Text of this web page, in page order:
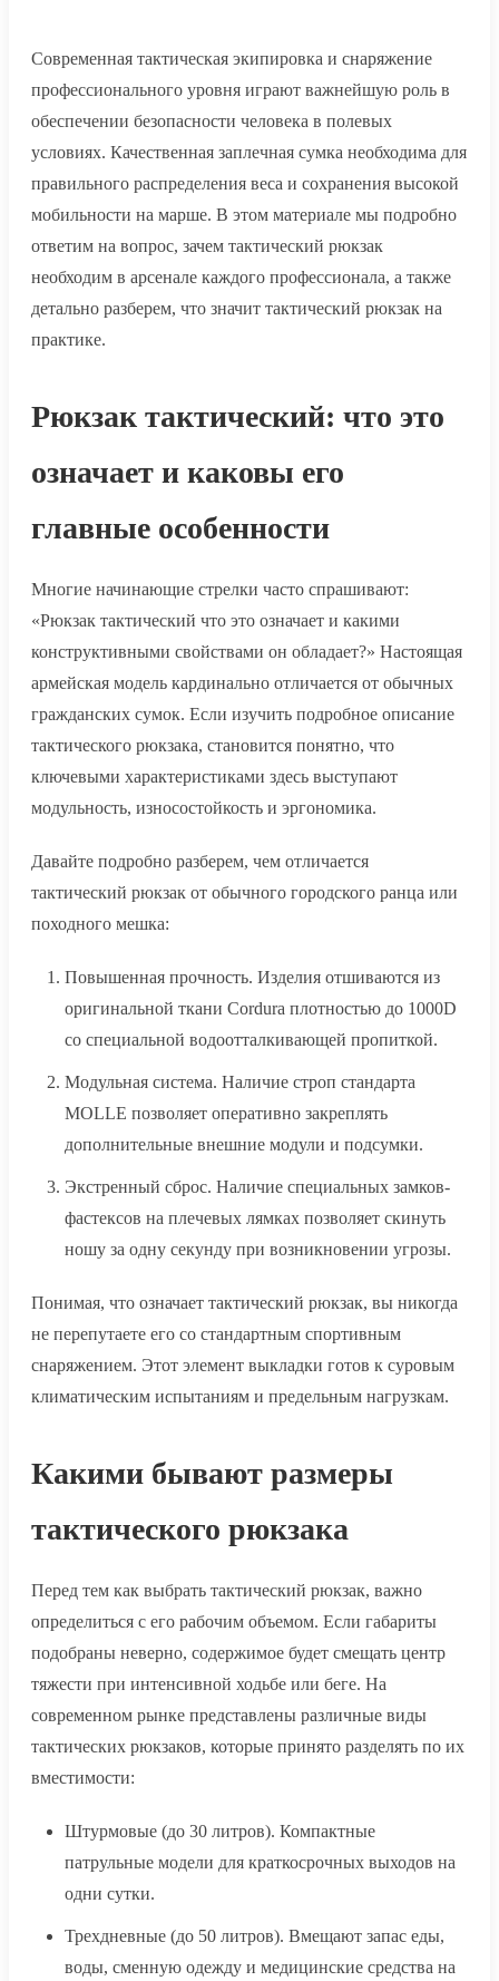
Современная тактическая экипировка и снаряжение
профессионального уровня играют важнейшую роль в
обеспечении безопасности человека в полевых
условиях. Качественная заплечная сумка необходима для
правильного распределения веса и сохранения высокой
мобильности на марше. В этом материале мы подробно
ответим на вопрос, зачем тактический рюкзак
необходим в арсенале каждого профессионала, а также
детально разберем, что значит тактический рюкзак на
практике.
Рюкзак тактический: что это
означает и каковы его
главные особенности
Многие начинающие стрелки часто спрашивают:
«Рюкзак тактический что это означает и какими
конструктивными свойствами он обладает?» Настоящая
армейская модель кардинально отличается от обычных
гражданских сумок. Если изучить подробное описание
тактического рюкзака, становится понятно, что
ключевыми характеристиками здесь выступают
модульность, износостойкость и эргономика.
Давайте подробно разберем, чем отличается
тактический рюкзак от обычного городского ранца или
походного мешка:
Повышенная прочность. Изделия отшиваются из
оригинальной ткани Cordura плотностью до 1000D
со специальной водоотталкивающей пропиткой.
Модульная система. Наличие строп стандарта
MOLLE позволяет оперативно закреплять
дополнительные внешние модули и подсумки.
Экстренный сброс. Наличие специальных замков-
фастексов на плечевых лямках позволяет скинуть
ношу за одну секунду при возникновении угрозы.
Понимая, что означает тактический рюкзак, вы никогда
не перепутаете его со стандартным спортивным
снаряжением. Этот элемент выкладки готов к суровым
климатическим испытаниям и предельным нагрузкам.
Какими бывают размеры
тактического рюкзака
Перед тем как выбрать тактический рюкзак, важно
определиться с его рабочим объемом. Если габариты
подобраны неверно, содержимое будет смещать центр
тяжести при интенсивной ходьбе или беге. На
современном рынке представлены различные виды
тактических рюкзаков, которые принято разделять по их
вместимости:
Штурмовые (до 30 литров). Компактные
патрульные модели для краткосрочных выходов на
одни сутки.
Трехдневные (до 50 литров). Вмещают запас еды,
воды, сменную одежду и медицинские средства на